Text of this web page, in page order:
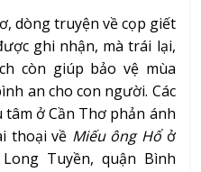
dòng truyện về cọp giết
ghi nhận, mà trái lại,
còn giúp bảo vệ mùa
an cho con người. Các
ở Cần Thơ phản ánh
thoại về Miếu ông Hổở
Tuyền, quận Bình